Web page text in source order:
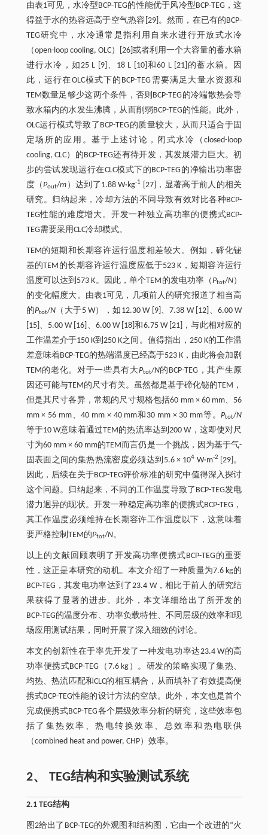
由表1可见，水冷型BCP-TEG的性能优于风冷型BCP-TEG，这
得益于水的热容远高于空气热容[29]。然而，在已有的BCP-
TEG研究中，水冷通常是指利用自来水进行开放式水冷
（open-loop cooling, OLC）[26]或者利用一个大容量的蓄水箱
进行水冷，如25 L [9]、18 L [10]和60 L [21]的蓄水箱。因
此，运行在OLC模式下的BCP-TEG需要满足大量水资源和
TEM数量足够少这两个条件，否则BCP-TEG的冷端散热会导
致水箱内的水发生沸腾，从而削弱BCP-TEG的性能。此外，
OLC运行模式导致了BCP-TEG的质量较大，从而只适合于固
定场所的应用。基于上述讨论，闭式水冷（closed-loop
cooling, CLC）的BCP-TEG还有待开发，其发展潜力巨大。初
步的尝试发现运行在CLC模式下的BCP-TEG的净输出功率密
度（Pout/m ）达到了1.88 W·kg-1
[27]，显著高于前人的相关
研究。归纳起来，冷却方法的不同导致有效对比各种BCP-
TEG性能的难度增大。开发一种独立高功率的便携式BCP-
TEG需要采用CLC冷却模式。
TEM的短期和长期容许运行温度相差较大。例如，碲化铋
基的TEM的长期容许运行温度应低于523 K，短期容许运行
温度可以达到573 K。因此，单个TEM的发电功率（Ptot/N）
的变化幅度大。由表1可见，几项前人的研究报道了相当高
的Ptot/N （大于5 W），如12.30 W [9]、7.38 W [12]、6.00 W
[15]、5.00 W [16]、6.00 W [18]和6.75 W [21]，与此相对应的
工作温差介于150 K到250 K之间。值得指出，250 K的工作温
差意味着BCP-TEG的热端温度已经高于523 K，由此将会加剧
TEM的老化。对于一些具有大Ptot/N的BCP-TEG，其产生原
因还可能与TEM的尺寸有关。虽然都是基于碲化铋的TEM，
但是其尺寸各异，常规的尺寸规格包括60 mm × 60 mm、56
mm × 56 mm、40 mm × 40 mm和30 mm × 30 mm等。Ptot/N
等于10 W意味着通过TEM的热流率达到200 W，这即使对尺
寸为60 mm × 60 mm的TEM而言仍是一个挑战，因为基于气-
固表面之间的集热热流密度必须达到5.6 × 104 W·m-2
[29]。
因此，后续在关于BCP-TEG评价标准的研究中值得深入探讨
这个问题。归纳起来，不同的工作温度导致了BCP-TEG发电
潜力迥异的现状。开发一种稳定高功率的便携式BCP-TEG，
其工作温度必须维持在长期容许工作温度以下，这意味着
要严格控制TEM的Ptot/N。
以上的文献回顾表明了开发高功率便携式BCP-TEG的重要
性，这正是本研究的动机。本文介绍了一种质量为7.6 kg的
BCP-TEG，其发电功率达到了23.4 W，相比于前人的研究结
果获得了显著的进步。此外，本文详细给出了所开发的
BCP-TEG的温度分布、功率负载特性、不同层级的效率和现
场应用测试结果，同时开展了深入细致的讨论。
本文的创新性在于率先开发了一种发电功率达23.4 W的高
功率便携式BCP-TEG（7.6 kg）。研发的策略实现了集热、
均热、热流匹配和CLC的相互耦合，从而填补了有效提高便
携式BCP-TEG性能的设计方法的空缺。此外，本文也是首个
完成便携式BCP-TEG各个层级效率分析的研究，这些效率包
括了集热效率、热电转换效率、总效率和热电联供
（combined heat and power, CHP）效率。
2、 TEG结构和实验测试系统
2.1 TEG结构
图2给出了BCP-TEG的外观图和结构图，它由一个改进的“火